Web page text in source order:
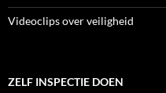
Videoclips over veiligheid
ZELF INSPECTIE DOEN